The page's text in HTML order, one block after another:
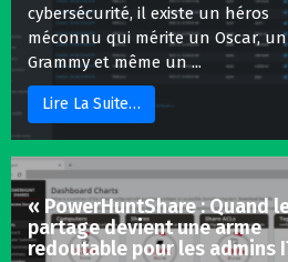
cybersécurité, il existe un héros
méconnu qui mérite un Oscar, un
Grammy et même un ...
Lire La Suite…
« PowerHuntShare : Quand
partage devient une arme
redoutable pour les admins